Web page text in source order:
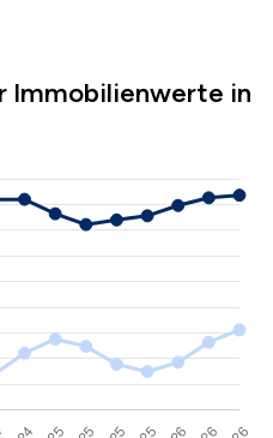
Immobilienwerte in